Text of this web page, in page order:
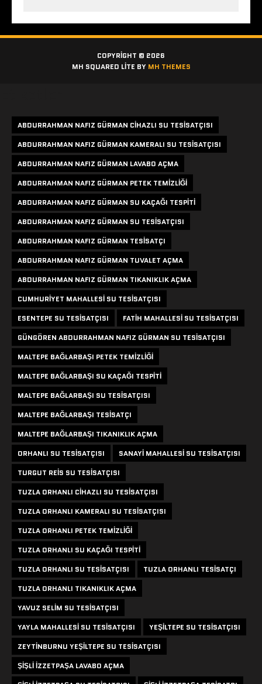
COPYRIGHT © 2026
MH SQUARED LITE BY MH THEMES
ABDURRAHMAN NAFIZ GÜRMAN CIHAZLI SU TESISATÇISI
ABDURRAHMAN NAFIZ GÜRMAN KAMERALI SU TESISATÇISI
ABDURRAHMAN NAFIZ GÜRMAN LAVABO AÇMA
ABDURRAHMAN NAFIZ GÜRMAN PETEK TEMIZLIĞI
ABDURRAHMAN NAFIZ GÜRMAN SU KAÇAĞI TESPITI
ABDURRAHMAN NAFIZ GÜRMAN SU TESISATÇISI
ABDURRAHMAN NAFIZ GÜRMAN TESISATÇI
ABDURRAHMAN NAFIZ GÜRMAN TUVALET AÇMA
ABDURRAHMAN NAFIZ GÜRMAN TIKANIKLIK AÇMA
CUMHURIYET MAHALLESI SU TESISATÇISI
ESENTEPE SU TESISATÇISI
FATIH MAHALLESI SU TESISATÇISI
GÜNGÖREN ABDURRAHMAN NAFIZ GÜRMAN SU TESISATÇISI
MALTEPE BAĞLARBAŞI PETEK TEMIZLIĞI
MALTEPE BAĞLARBAŞI SU KAÇAĞI TESPITI
MALTEPE BAĞLARBAŞI SU TESISATÇISI
MALTEPE BAĞLARBAŞI TESISATÇI
MALTEPE BAĞLARBAŞI TIKANIKLIK AÇMA
ORHANLI SU TESISATÇISI
SANAYI MAHALLESI SU TESISATÇISI
TURGUT REIS SU TESISATÇISI
TUZLA ORHANLI CIHAZLI SU TESISATÇISI
TUZLA ORHANLI KAMERALI SU TESISATÇISI
TUZLA ORHANLI PETEK TEMIZLIĞI
TUZLA ORHANLI SU KAÇAĞI TESPITI
TUZLA ORHANLI SU TESISATÇISI
TUZLA ORHANLI TESISATÇI
TUZLA ORHANLI TIKANIKLIK AÇMA
YAVUZ SELIM SU TESISATÇISI
YAYLA MAHALLESI SU TESISATÇISI
YEŞILTEPE SU TESISATÇISI
ZEYTINBURNU YEŞILTEPE SU TESISATÇISI
ŞIŞLI IZZETPAŞA LAVABO AÇMA